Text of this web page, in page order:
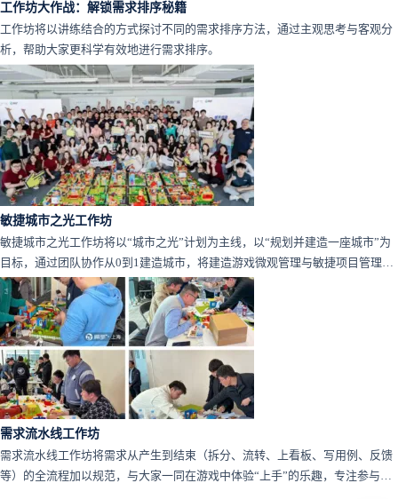
工作坊大作战：解锁需求排序秘籍
工作坊将以讲练结合的方式探讨不同的需求排序方法，通过主观思考与客观分
析，帮助大家更科学有效地进行需求排序。
敏捷城市之光工作坊
敏捷城市之光工作坊将以“城市之光”计划为主线，以“规划并建造一座城市”为
目标，通过团队协作从0到1建造城市，将建造游戏微观管理与敏捷项目管理融
为一体，用游戏的方式打破人际边界，在游戏中实现知识的获取、经验的总结
与复用。
需求流水线工作坊
需求流水线工作坊将需求从产生到结束（拆分、流转、上看板、写用例、反馈
等）的全流程加以规范，与大家一同在游戏中体验“上手”的乐趣，专注参与需